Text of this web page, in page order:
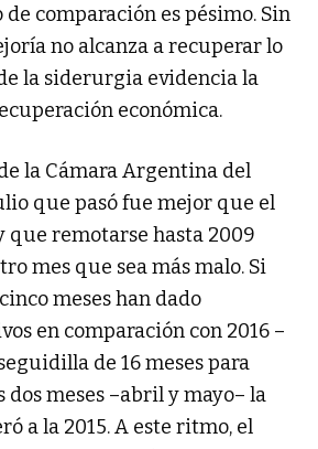
comparación es pésimo. Sin
no alcanza a recuperar lo
la siderurgia evidencia la
económica.
la Cámara Argentina del
que pasó fue mejor que el
que remotarse hasta 2009
mes que sea más malo. Si
meses han dado
en comparación con 2016 –
de 16 meses para
dos meses –abril y mayo– la
a la 2015. A este ritmo, el